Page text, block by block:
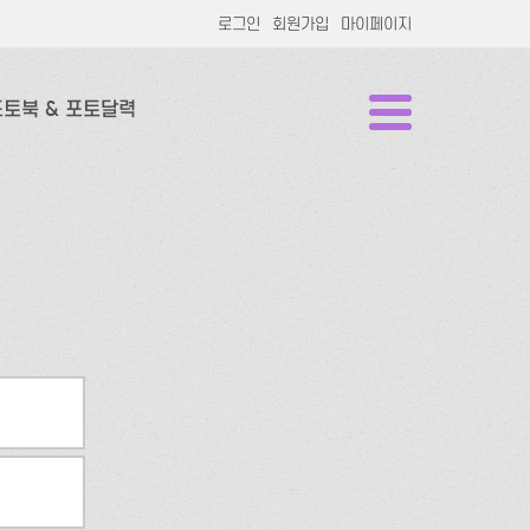
로그인 회원가입 마이페이지
북 & 포토달력